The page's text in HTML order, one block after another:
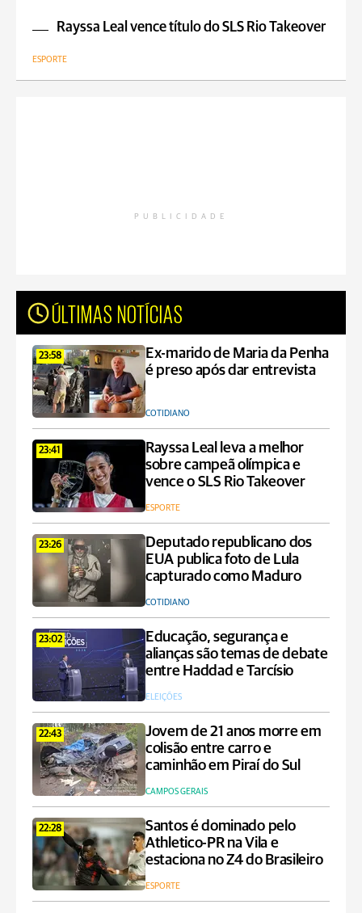
Rayssa Leal vence título do SLS Rio Takeover
ESPORTE
PUBLICIDADE
ÚLTIMAS NOTÍCIAS
23:58
Ex-marido de Maria da Penha
é preso após dar entrevista
COTIDIANO
23:41
Rayssa Leal leva a melhor
sobre campeã olímpica e
vence o SLS Rio Takeover
ESPORTE
23:26
Deputado republicano dos
EUA publica foto de Lula
capturado como Maduro
COTIDIANO
23:02
Educação, segurança e
alianças são temas de debate
entre Haddad e Tarcísio
ELEIÇÕES
22:43
Jovem de 21 anos morre em
colisão entre carro e
caminhão em Piraí do Sul
CAMPOS GERAIS
22:28
Santos é dominado pelo
Athletico-PR na Vila e
estaciona no Z4 do Brasileiro
ESPORTE